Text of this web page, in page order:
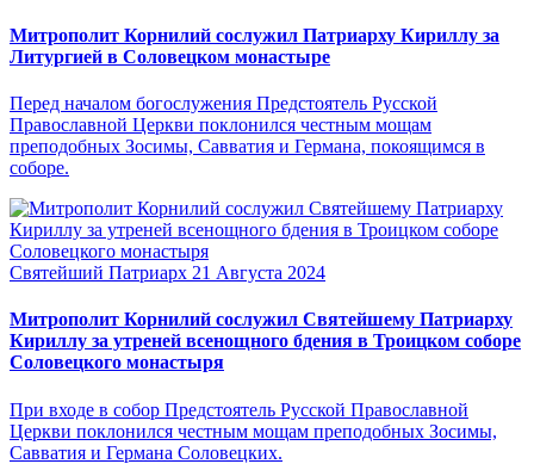
Митрополит Корнилий сослужил Патриарху Кириллу за
Литургией в Соловецком монастыре
Перед началом богослужения Предстоятель Русской
Православной Церкви поклонился честным мощам
преподобных Зосимы, Савватия и Германа, покоящимся в
соборе.
Святейший Патриарх 21 Августа 2024
Митрополит Корнилий сослужил Святейшему Патриарху
Кириллу за утреней всенощного бдения в Троицком соборе
Соловецкого монастыря
При входе в собор Предстоятель Русской Православной
Церкви поклонился честным мощам преподобных Зосимы,
Савватия и Германа Соловецких.